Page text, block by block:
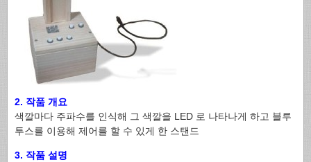
2. 작품 개요
색깔마다 주파수를 인식해 그 색깔을 LED 로 나타나게 하고 블루
투스를 이용해 제어를 할 수 있게 한 스탠드
3. 작품 설명